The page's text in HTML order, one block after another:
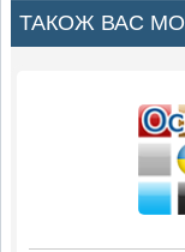
ТАКОЖ ВАС